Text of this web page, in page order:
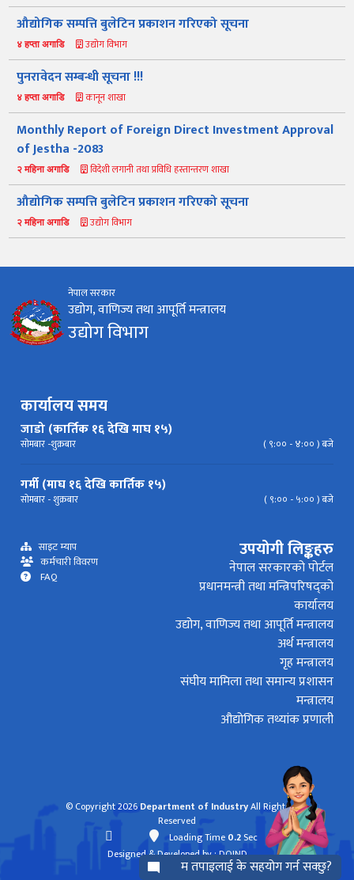
औद्योगिक सम्पत्ति बुलेटिन प्रकाशन गरिएको सूचना
४ हप्ता अगाडि उद्योग विभाग
पुनरावेदन सम्बन्धी सूचना !!!
४ हप्ता अगाडि कानून शाखा
Monthly Report of Foreign Direct Investment Approval
of Jestha -2083
२ महिना अगाडि विदेशी लगानी तथा प्रविधि हस्तान्तरण शाखा
‌औद्योगिक सम्पत्ति बुलेटिन प्रकाशन गरिएको सूचना
२ महिना अगाडि उद्योग विभाग
mode_comment म तपाइलाई के सहयोग गर्न सक्छु?
नमस्ते, यहाँहरुलाई उद्योग विभागमा हार्दिक स्वागत छ। म तपाईंको स्वचालित
सहायक । यहाँहरुलाई म कसरी सहायता गर्न सक्छु भनेर हेर्न कृपया बटनहरुमा
औद्योगिक ऐन र नियमावली प्रकाशनहरू नागरिक बडापत्र
बोलपत्र
राजपत्रमा प्रकाशित
प्रोसिडुअल म्यानुअल
कार्यविधि तथा
स्कीम
नेपाल सरकार
उद्योग, वाणिज्य तथा आपूर्ति मन्त्रालय
उद्योग विभाग
कार्यालय समय
जाडो (कार्तिक १६ देखि माघ १५)
सोमबार -शुक्रबार ( ९:०० - ४:०० ) बजे
गर्मी (माघ १६ देखि कार्तिक १५)
सोमबार - शुक्रबार ( ९:०० - ५:०० ) बजे
साइट म्याप
कर्मचारी विवरण
FAQ
उपयोगी लिङ्कहरु
नेपाल सरकारको पोर्टल
प्रधानमन्त्री तथा मन्त्रिपरिषद्को
कार्यालय
उद्योग, वाणिज्य तथा आपूर्ति मन्त्रालय
अर्थ मन्त्रालय
गृह मन्त्रालय
संघीय मामिला तथा समान्य प्रशासन
मन्त्रालय
औद्योगिक तथ्यांक प्रणाली
© Copyright 2026 Department of IndustryAll Rights
Reserved
Loading Time 0.2Sec
Designed & Developed by: DOIND